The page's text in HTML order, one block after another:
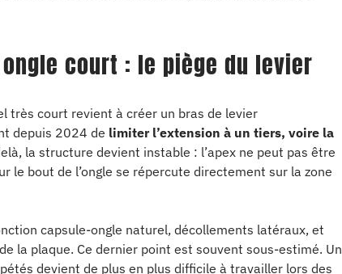
court : le piège du levier
très court revient à créer un bras de levier
depuis 2024 de limiter l’extension à un tiers, voire la
la structure devient instable : l’apex ne peut pas être
le bout de l’ongle se répercute directement sur la zone
capsule-ongle naturel, décollements latéraux, et
la plaque. Ce dernier point est souvent sous-estimé. Un
devient de plus en plus difficile à travailler lors des